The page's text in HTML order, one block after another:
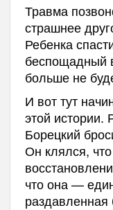
Травма
страшнее
Ребенка
беспощадный
больше не
И вот тут
этой
Борецкий
Он клялся,
что она —